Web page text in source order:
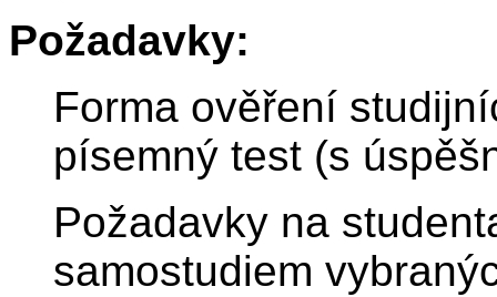
Požadavky:
Forma ověření
písemný test (s
Požadavky na
samostudiem